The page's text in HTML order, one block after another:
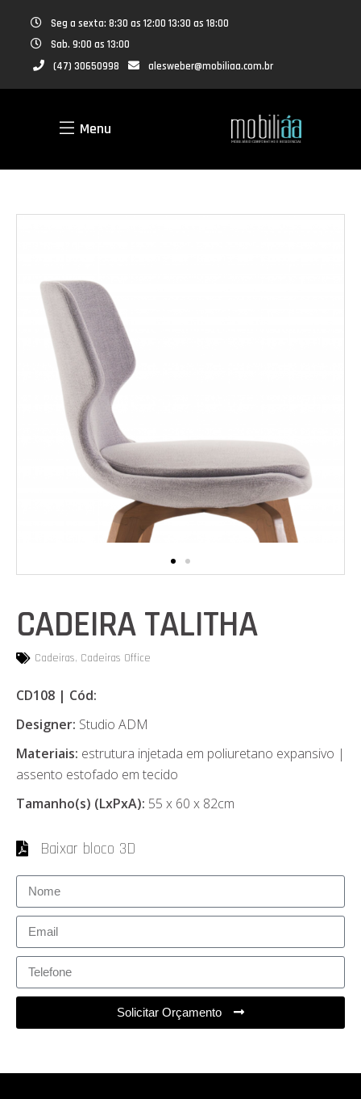
Seg a sexta: 8:30 as 12:00 13:30 as 18:00
Sab. 9:00 as 13:00
(47) 30650998
alesweber@mobiliaa.com.br
Menu
CADEIRA TALITHA
Cadeiras, Cadeiras Office
CD108 | Cód:
Designer: Studio ADM
Materiais: estrutura injetada em poliuretano expansivo |
assento estofado em tecido
Tamanho(s) (LxPxA): 55 x 60 x 82cm
Baixar bloco 3D
Solicitar Orçamento